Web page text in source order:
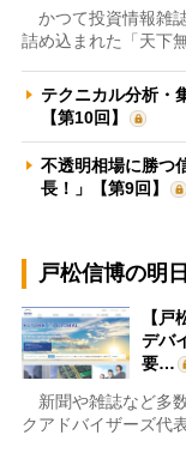
かつて投資情報雑
詰め込まれた「天下
テクニカル分析・
【第10回】
不透明相場に勝つ
長！」【第9回】
戸松信博の明
【
デバ
要…
新聞や雑誌など多
クアドバイザーズ代